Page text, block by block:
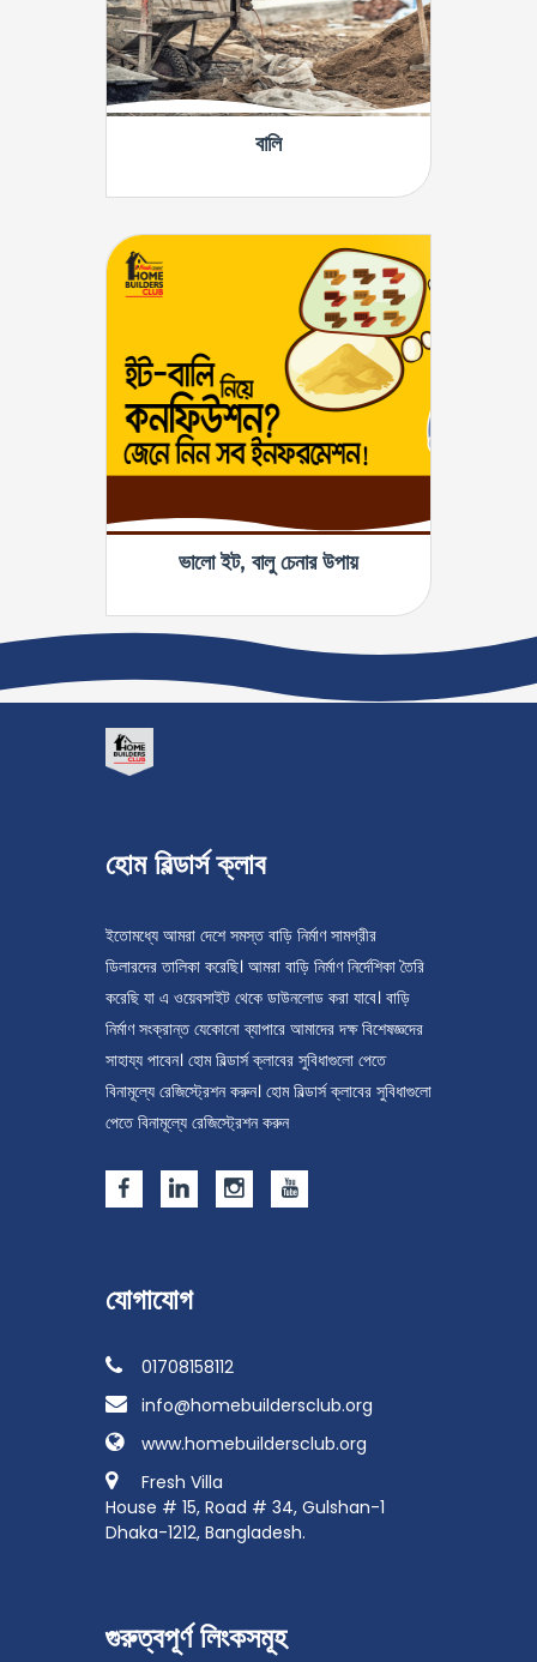
বালি
ভালো ইট, বালু চেনার উপায়
হোম বিল্ডার্স ক্লাব
ইতোমধ্যে আমরা দেশে সমস্ত বাড়ি নির্মাণ সামগ্রীর
ডিলারদের তালিকা করেছি। আমরা বাড়ি নির্মাণ নির্দেশিকা তৈরি
করেছি যা এ ওয়েবসাইট থেকে ডাউনলোড করা যাবে। বাড়ি
নির্মাণ সংক্রান্ত যেকোনো ব্যাপারে আমাদের দক্ষ বিশেষজ্ঞদের
সাহায্য পাবেন। হোম বিল্ডার্স ক্লাবের সুবিধাগুলো পেতে
বিনামূল্যে রেজিস্ট্রেশন করুন। হোম বিল্ডার্স ক্লাবের সুবিধাগুলো
পেতে বিনামূল্যে রেজিস্ট্রেশন করুন
যোগাযোগ
01708158112
info@homebuildersclub.org
www.homebuildersclub.org
Fresh Villa
House # 15, Road # 34, Gulshan-1
Dhaka-1212, Bangladesh.
গুরুত্বপূর্ণ লিংকসমূহ